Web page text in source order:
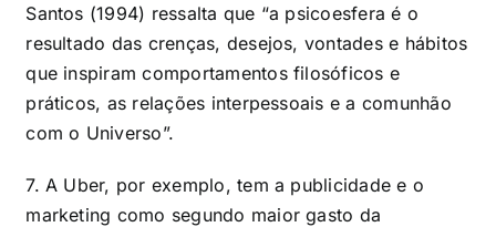
Santos (1994) ressalta que “a psicoesfera é o
resultado das crenças, desejos, vontades e hábitos
que inspiram comportamentos filosóficos e
práticos, as relações interpessoais e a comunhão
com o Universo”.
7. A Uber, por exemplo, tem a publicidade e o
marketing como segundo maior gasto da